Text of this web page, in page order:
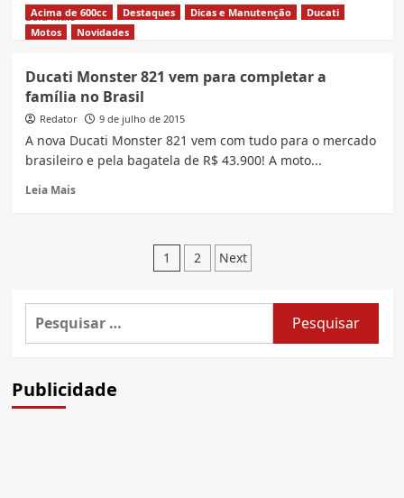
registro
Leia MaisRead
more
usada
pelo
Exterminador
do
é
uma
Acima de 600cc Destaques Dicas e Manutenção
Ducati
Motos
Novidades
Ducati Monster 821 vem para completar a
família no Brasil
Redator 9 de julho de 2015
A nova Ducati Monster 821 vem com tudo para o mercado
brasileiro e pela bagatela de R$ 43.900! A moto...
Leia MaisRead
para
completar
a
Brasil
Paginação
1 2 Next
Pesquisar
por:
Publicidade